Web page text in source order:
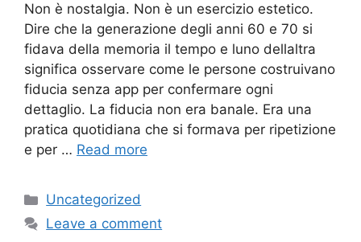
Non è nostalgia. Non è un esercizio estetico.
Dire che la generazione degli anni 60 e 70 si
fidava della memoria il tempo e luno dellaltra
significa osservare come le persone costruivano
fiducia senza app per confermare ogni
dettaglio. La fiducia non era banale. Era una
pratica quotidiana che si formava per ripetizione
e per … Read more
Categories
Uncategorized
Leave a comment